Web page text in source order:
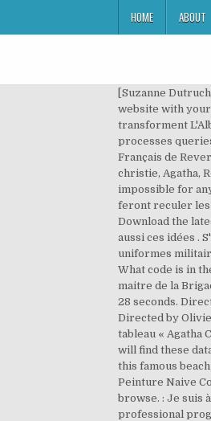
HOME ABOUT
[Suzanne
website with your
transforment
processes
Français de
christie, Agatha,
impossible for
feront reculer les
Download the
aussi ces idées .
uniformes
What code is in
maitre de la
28 seconds.
Directed by
tableau « Agatha
will find these
this famous
Peinture Naive
browse. : Je suis
professional